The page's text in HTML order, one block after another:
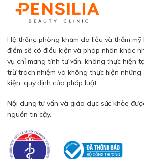
Hệ thống phòng khám da liễu và thẩm mỹ
điểm sẽ có điều kiện và pháp nhân khác
vụ chỉ mang tính tư vấn, không thực hiện
trừ trách nhiệm và không thực hiện những
kiện, quy định của pháp luật.
Nội dung tư vấn và giáo dục sức khỏe
nguồn tin cậy.